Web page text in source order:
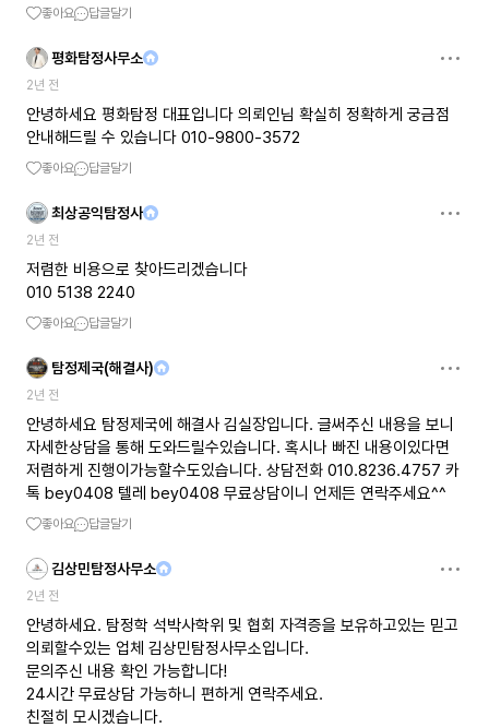
좋아요 답글달기
평화탐정사무소
2년 전
안녕하세요 평화탐정 대표입니다 의뢰인님 확실히 정확하게 궁금점
안내해드릴 수 있습니다 010-9800-3572
좋아요 답글달기
최상공익탐정사
2년 전
저렴한 비용으로 찾아드리겠습니다
010 5138 2240
좋아요 답글달기
탐정제국(해결사)
2년 전
안녕하세요 탐정제국에 해결사 김실장입니다. 글써주신 내용을 보니
자세한상담을 통해 도와드릴수있습니다. 혹시나 빠진 내용이있다면
저렴하게 진행이가능할수도있습니다. 상담전화 010.8236.4757 카
톡 bey0408 텔레 bey0408 무료상담이니 언제든 연락주세요^^
좋아요 답글달기
김상민탐정사무소
2년 전
안녕하세요. 탐정학 석박사학위 및 협회 자격증을 보유하고있는 믿고
의뢰할수있는 업체 김상민탐정사무소입니다.
문의주신 내용 확인 가능합니다!
24시간 무료상담 가능하니 편하게 연락주세요.
친절히 모시겠습니다.